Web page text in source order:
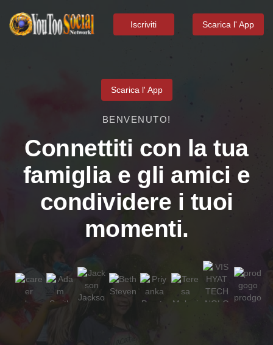
Iscriviti Scarica l' App
Scarica l' App
BENVENUTO!
Connettiti con la tua
famiglia e gli amici e
condividere i tuoi
momenti.